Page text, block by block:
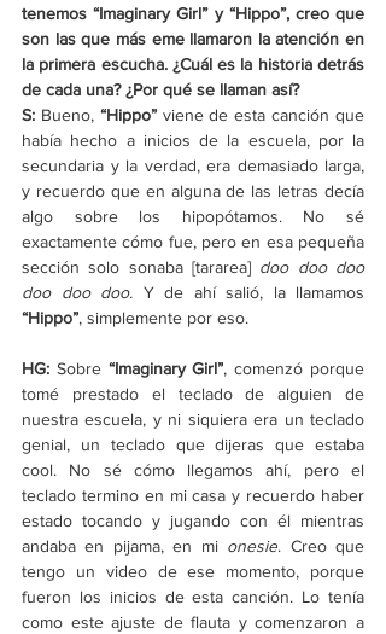
tenemos “Imaginary Girl” y “Hippo”, creo que
son las que más eme llamaron la atención en
la primera escucha. ¿Cuál es la historia detrás
de cada una? ¿Por qué se llaman así?
S: Bueno, “Hippo” viene de esta canción que
había hecho a inicios de la escuela, por la
secundaria y la verdad, era demasiado larga,
y recuerdo que en alguna de las letras decía
algo sobre los hipopótamos. No sé
exactamente cómo fue, pero en esa pequeña
sección solo sonaba [tararea] doo doo doo
doo doo doo.
“Hippo”, simplemente por eso.
HG: Sobre “Imaginary Girl”, comenzó porque
tomé prestado el teclado de alguien de
nuestra escuela, y ni siquiera era un teclado
genial, un teclado que dijeras que estaba
cool. No sé cómo llegamos ahí, pero el
teclado termino en mi casa y recuerdo haber
estado tocando y jugando con él mientras
andaba en pijama, en mi onesie. Creo que
tengo un video de ese momento, porque
fueron los inicios de esta canción. Lo tenía
como este ajuste de flauta y comenzaron a